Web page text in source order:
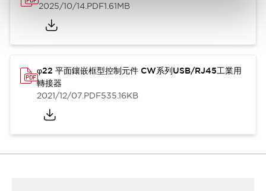
2025/10/14.PDF1.61MB
φ22 平面鑲嵌框型控制元件 CW系列USB/RJ45工業用
轉接器
2021/12/07.PDF535.16KB